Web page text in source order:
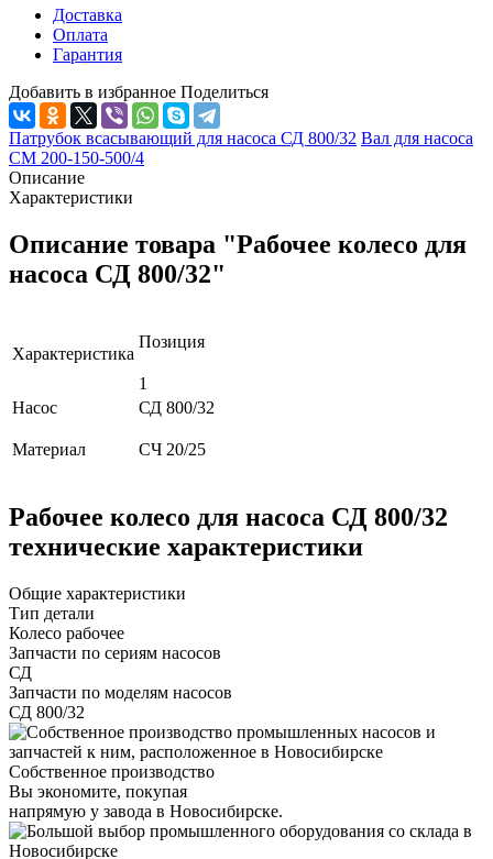
Доставка
Оплата
Гарантия
Добавить в избранное Поделиться
Патрубок всасывающий для насоса СД 800/32 Вал для насоса
СМ 200-150-500/4
Описание
Характеристики
Описание товара "Рабочее колесо для
насоса СД 800/32"
Характеристика
Позиция
1
Насос
СД 800/32
Материал СЧ 20/25
Рабочее колесо для насоса СД 800/32
технические характеристики
Общие характеристики
Тип детали
Колесо рабочее
Запчасти по сериям насосов
СД
Запчасти по моделям насосов
СД 800/32
Собственное производство
Вы экономите, покупая
напрямую у завода в Новосибирске.